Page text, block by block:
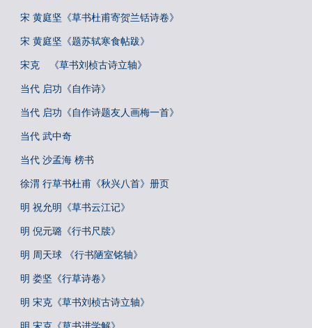
宋 黄庭坚《草书杜甫寄贺兰铦诗卷》
宋 黄庭坚《题苏轼寒食帖跋》
宋克 《草书刘桢古诗立轴》
当代 启功《自作诗》
当代 启功《自作诗题友人画梅一首》
当代 武中奇
当代 沙孟海 榜书
徐渭 行草书杜甫《秋兴八首》册页
明 祝允明《草书云江记》
明 倪元璐《行书尺牍》
明 周天球 《行书陋室铭轴》
明 娄坚《行草诗卷》
明 宋克《草书刘桢古诗立轴》